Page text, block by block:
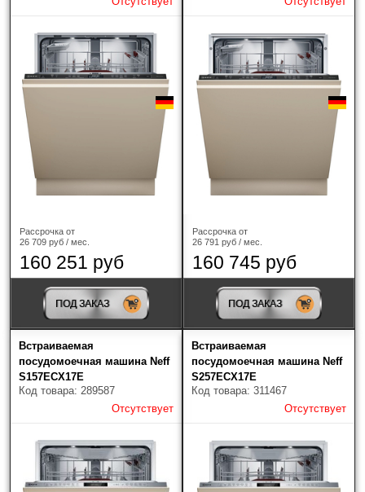
Zigmund & Shtain(30)
Ширина
Полностью встраиваемая
Компактная(4)
Цвет
Вместимость (комплектов посуды)
Индикатор "Луч на полу"
Рассрочка от
26 709 руб / мес.
160 251 руб
ПОД ЗАКАЗ
Рассрочка от
26 791 руб / мес.
160 745 руб
ПОД ЗАКАЗ
Встраиваемая
посудомоечная машина Neff
S157ECX17E
Код товара: 289587
Отсутствует
Встраиваемая
посудомоечная машина Neff
S257ECX17E
Код товара: 311467
Отсутствует